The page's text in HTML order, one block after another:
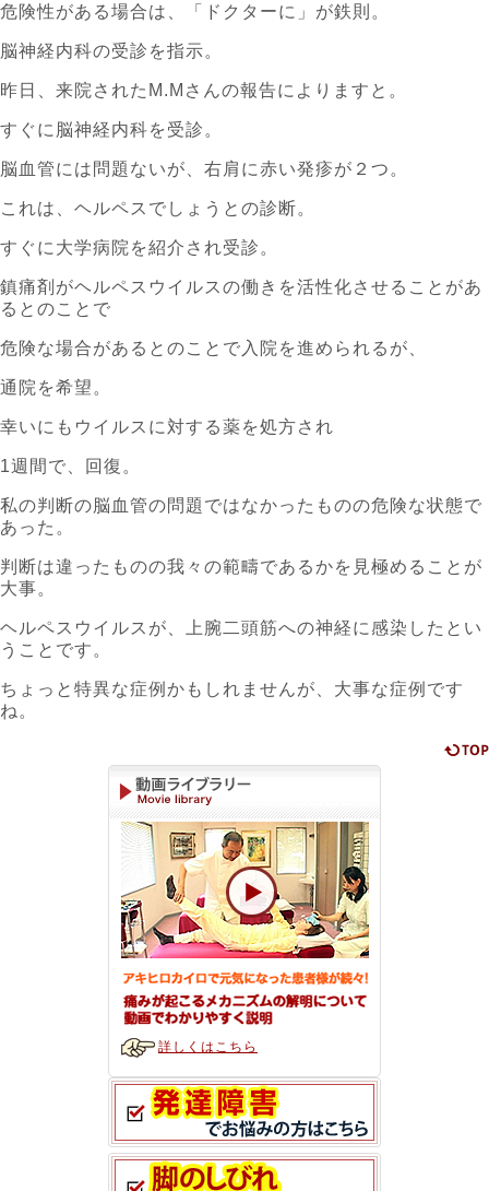
危険性がある場合は、「ドクターに」が鉄則。
脳神経内科の受診を指示。
昨日、来院されたM.Mさんの報告によりますと。
すぐに脳神経内科を受診。
脳血管には問題ないが、右肩に赤い発疹が２つ。
これは、ヘルペスでしょうとの診断。
すぐに大学病院を紹介され受診。
鎮痛剤がヘルペスウイルスの働きを活性化させることがあ
るとのことで
危険な場合があるとのことで入院を進められるが、
通院を希望。
幸いにもウイルスに対する薬を処方され
1週間で、回復。
私の判断の脳血管の問題ではなかったものの危険な状態で
あった。
判断は違ったものの我々の範疇であるかを見極めることが
大事。
ヘルペスウイルスが、上腕二頭筋への神経に感染したとい
うことです。
ちょっと特異な症例かもしれませんが、大事な症例です
ね。
詳しくはこちら